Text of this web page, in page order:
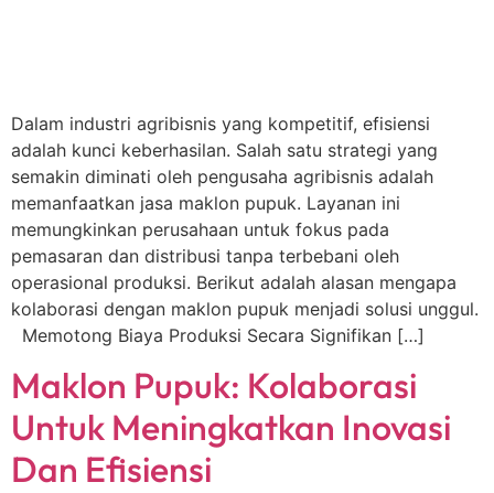
Dalam industri agribisnis yang kompetitif, efisiensi
adalah kunci keberhasilan. Salah satu strategi yang
semakin diminati oleh pengusaha agribisnis adalah
memanfaatkan jasa maklon pupuk. Layanan ini
memungkinkan perusahaan untuk fokus pada
pemasaran dan distribusi tanpa terbebani oleh
operasional produksi. Berikut adalah alasan mengapa
kolaborasi dengan maklon pupuk menjadi solusi unggul.
Memotong Biaya Produksi Secara Signifikan […]
Maklon Pupuk: Kolaborasi
Untuk Meningkatkan Inovasi
Dan Efisiensi